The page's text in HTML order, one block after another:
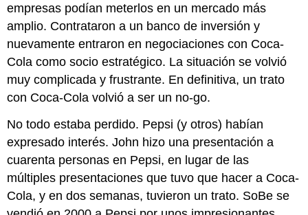
empresas podían meterlos en un mercado más
amplio. Contrataron a un banco de inversión y
nuevamente entraron en negociaciones con Coca-
Cola como socio estratégico. La situación se volvió
muy complicada y frustrante. En definitiva, un trato
con Coca-Cola volvió a ser un no-go.
No todo estaba perdido. Pepsi (y otros) habían
expresado interés. John hizo una presentación a
cuarenta personas en Pepsi, en lugar de las
múltiples presentaciones que tuvo que hacer a Coca-
Cola, y en dos semanas, tuvieron un trato. SoBe se